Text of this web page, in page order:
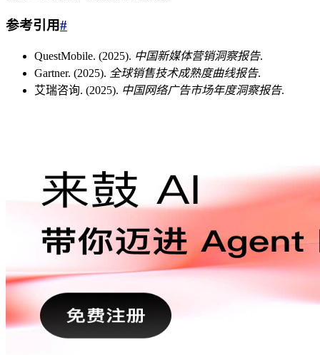
参考引用#
QuestMobile. (2025). 中国新媒体营销洞察报告.
Gartner. (2025). 全球销售技术成熟度曲线报告.
艾瑞咨询. (2025). 中国网络广告市场年度洞察报告.